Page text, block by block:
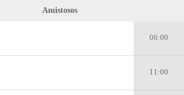
Amistosos
06:00
11:00